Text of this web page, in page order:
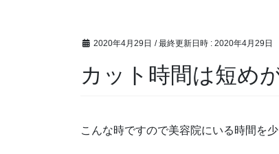
2020年4月29日 / 最終更新日時 : 2020年4月29日
カット時間は短め
こんな時ですので美容院にいる時間を